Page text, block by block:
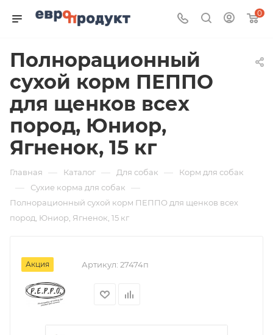
0
Полнорационный
сухой корм ПЕППО
для щенков всех
пород, Юниор,
Ягненок, 15 кг
Главная — Каталог — Для собак — Корм для собак
— Сухие корма для собак —
Полнорационный сухой корм ПЕППО для щенков всех
пород, Юниор, Ягненок, 15 кг
Акция Артикул: 27474п